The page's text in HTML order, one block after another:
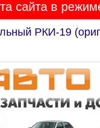
сайта в
Лада Гранта